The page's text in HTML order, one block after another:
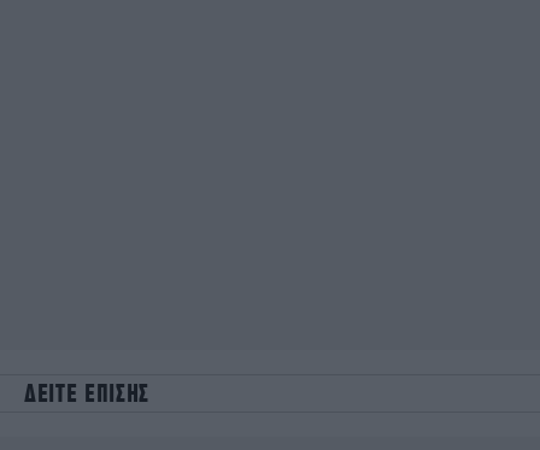
ΔΕΙΤΕ ΕΠΙΣΗΣ